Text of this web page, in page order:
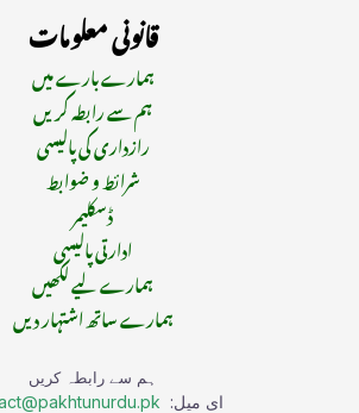
قانونی معلومات
ہمارے بارے میں
ہم سے رابطہ کریں
رازداری کی پالیسی
شرائط و ضوابط
ڈسکلیمر
ادارتی پالیسی
ہمارے لیے لکھیں
ہمارے ساتھ اشتہار دیں
ہم سے رابطہ کریں
ای میل: